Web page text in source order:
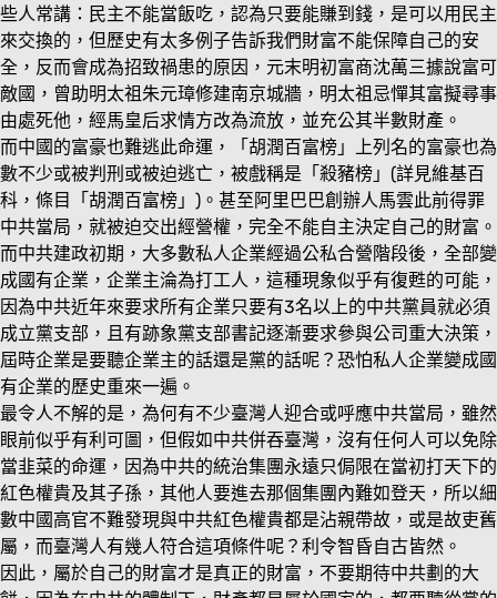
些人常講：民主不能當飯吃，認為只要能賺到錢，是可以用民主
來交換的，但歷史有太多例子告訴我們財富不能保障自己的安
全，反而會成為招致禍患的原因，元末明初富商沈萬三據說富可
敵國，曾助明太祖朱元璋修建南京城牆，明太祖忌憚其富擬尋事
由處死他，經馬皇后求情方改為流放，並充公其半數財產。
而中國的富豪也難逃此命運，「胡潤百富榜」上列名的富豪也為
數不少或被判刑或被迫逃亡，被戲稱是「殺豬榜」(詳見維基百
科，條目「胡潤百富榜」)。甚至阿里巴巴創辦人馬雲此前得罪
中共當局，就被迫交出經營權，完全不能自主決定自己的財富。
而中共建政初期，大多數私人企業經過公私合營階段後，全部變
成國有企業，企業主淪為打工人，這種現象似乎有復甦的可能，
因為中共近年來要求所有企業只要有3名以上的中共黨員就必須
成立黨支部，且有跡象黨支部書記逐漸要求參與公司重大決策，
屆時企業是要聽企業主的話還是黨的話呢？恐怕私人企業變成國
有企業的歷史重來一遍。
最令人不解的是，為何有不少臺灣人迎合或呼應中共當局，雖然
眼前似乎有利可圖，但假如中共併吞臺灣，沒有任何人可以免除
當韭菜的命運，因為中共的統治集團永遠只侷限在當初打天下的
紅色權貴及其子孫，其他人要進去那個集團內難如登天，所以細
數中國高官不難發現與中共紅色權貴都是沾親帶故，或是故吏舊
屬，而臺灣人有幾人符合這項條件呢？利令智昏自古皆然。
因此，屬於自己的財富才是真正的財富，不要期待中共劃的大